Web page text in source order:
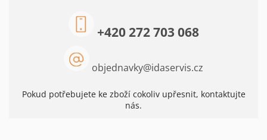
objednavky@idaservis.cz
+420 272 703 068
Pokud potřebujete ke zboží cokoliv upřesnit, kontaktujte
nás.